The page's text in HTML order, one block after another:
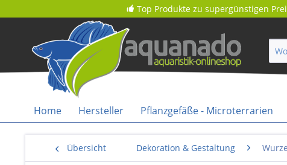
Top Produkte zu supergünstigen
Home Hersteller Pflanzgefäße - Microterrarien
Übersicht Dekoration & Gestaltung